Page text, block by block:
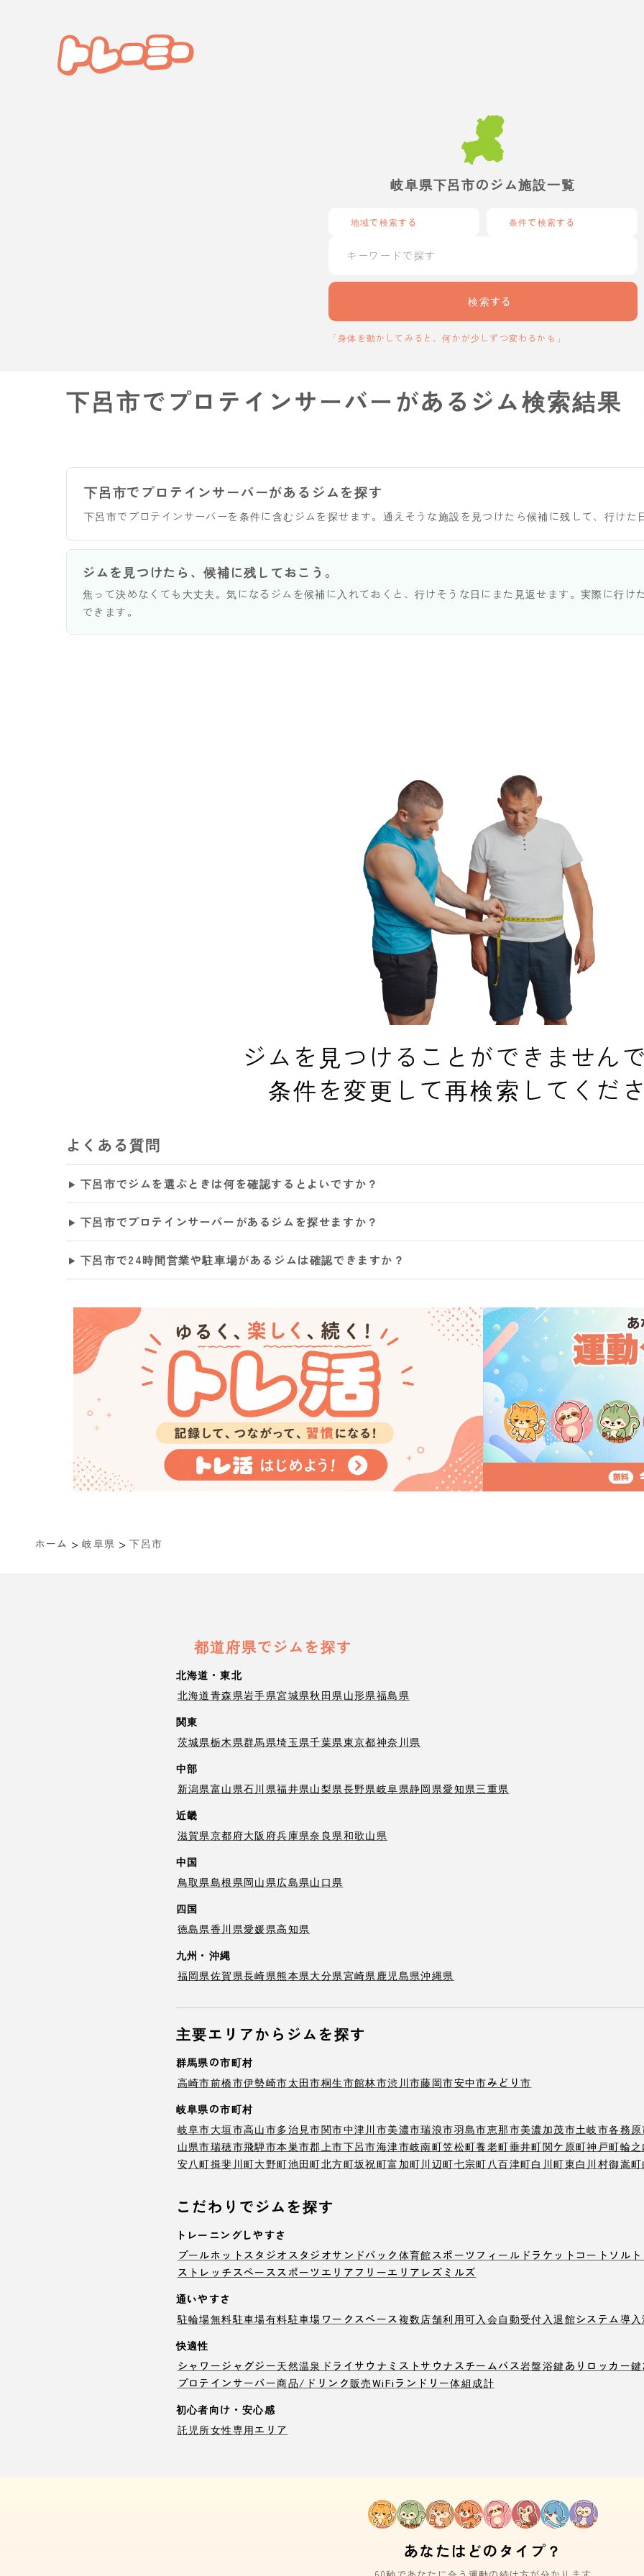
岐阜県下呂市のジム施設一覧
地域で検索する 条件で検索する
検索する
「身体を動かしてみると、何かが少しずつ変わるかも」
下呂市でプロテインサーバーがあるジム検索結果
下呂市でプロテインサーバーがあるジムを探す
下呂市でプロテインサーバーを条件に含むジムを探せます。通えそうな施設を見つけたら候補に残して、行けた
ジムを見つけたら、候補に残しておこう。
焦って決めなくても大丈夫。気になるジムを候補に入れておくと、行けそうな日にまた見返せます。実際に行け
できます。
ジムを見つけることができませんで
条件を変更して再検索してくださ
よくある質問
下呂市でジムを選ぶときは何を確認するとよいですか？
下呂市でプロテインサーバーがあるジムを探せますか？
下呂市で24時間営業や駐車場があるジムは確認できますか？
ホーム > 岐阜県 > 下呂市
都道府県でジムを探す
北海道・東北
北海道青森県岩手県宮城県秋田県山形県福島県
関東
茨城県栃木県群馬県埼玉県千葉県東京都神奈川県
中部
新潟県富山県石川県福井県山梨県長野県岐阜県静岡県愛知県三重県
近畿
滋賀県京都府大阪府兵庫県奈良県和歌山県
中国
鳥取県島根県岡山県広島県山口県
四国
徳島県香川県愛媛県高知県
九州・沖縄
福岡県佐賀県長崎県熊本県大分県宮崎県鹿児島県沖縄県
主要エリアからジムを探す
群馬県の市町村
高崎市前橋市伊勢崎市太田市桐生市館林市渋川市藤岡市安中市みどり市
岐阜県の市町村
岐阜市大垣市高山市多治見市関市中津川市美濃市瑞浪市羽島市恵那市美濃加茂市土岐市各務原
山県市瑞穂市飛騨市本巣市郡上市下呂市海津市岐南町笠松町養老町垂井町関ケ原町神戸町輪
安八町揖斐川町大野町池田町北方町坂祝町富加町川辺町七宗町 八百津町白川町東白川村御嵩町
こだわりでジムを探す
トレーニングしやすさ
プールホットスタジオ スタジオサンドバック 体育館スポーツフィールド ラケットコート ソル
ストレッチスペーススポーツエリア フリーエリア レズミルズ
通いやすさ
駐輪場無料駐車場有料駐車場 ワークスペース複数店舗利用可入会自動受付 入退館システム導入
快適性
シャワージャグジー天然温泉 ドライサウナ ミストサウナ スチームバス岩盤浴鍵ありロッカー
プロテインサーバー商品/ドリンク販売WiFi ランドリー体組成計
初心者向け・安心感
託児所女性専用エリア
あなたはどのタイプ？